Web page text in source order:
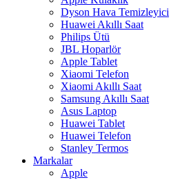
Dyson Hava Temizleyici
Huawei Akıllı Saat
Philips Ütü
JBL Hoparlör
Apple Tablet
Xiaomi Telefon
Xiaomi Akıllı Saat
Samsung Akıllı Saat
Asus Laptop
Huawei Tablet
Huawei Telefon
Stanley Termos
Markalar
Apple